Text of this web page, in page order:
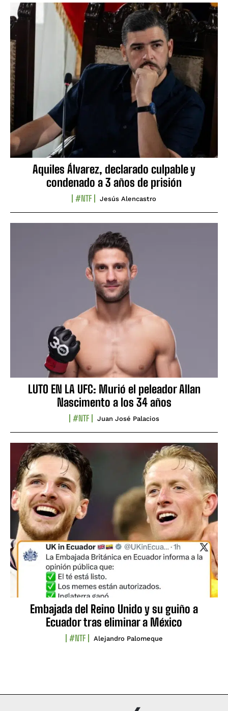
Aquiles Álvarez, declarado culpable y
condenado a 3 años de prisión
#NTF Jesús Alencastro
LUTO EN LA UFC: Murió el peleador Allan
Nascimento a los 34 años
#NTF Juan José Palacios
Embajada del Reino Unido y su guiño a
Ecuador tras eliminar a México
#NTF Alejandro Palomeque